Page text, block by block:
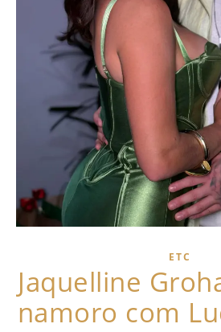
ETC
Jaquelline
namoro com